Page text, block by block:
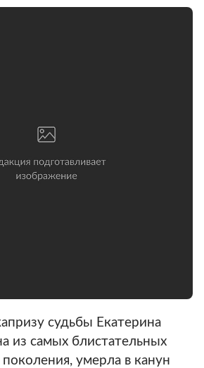
судьбы Екатерина
из самых блистательных
умерла в канун